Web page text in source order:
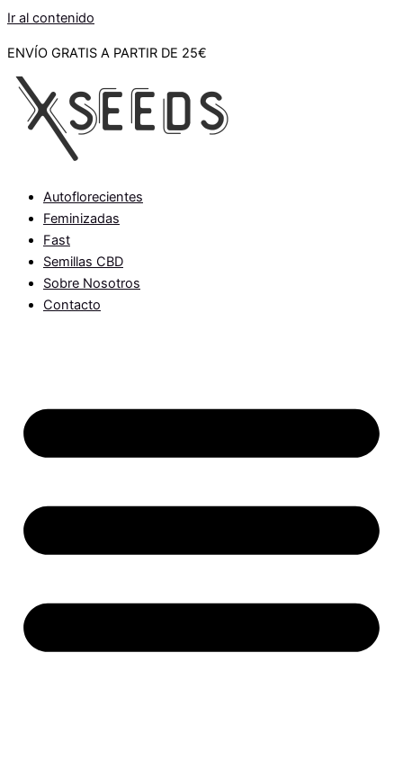
Ir al contenido
ENVÍO GRATIS A PARTIR DE 25€
Autoflorecientes
Feminizadas
Fast
Semillas CBD
Sobre Nosotros
Contacto